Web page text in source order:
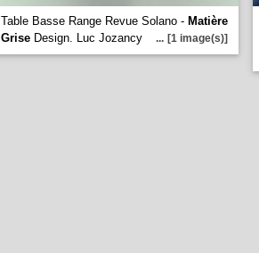
Table Basse Range Revue Solano - Matière
Grise Design. Luc Jozancy ... [1 image(s)]